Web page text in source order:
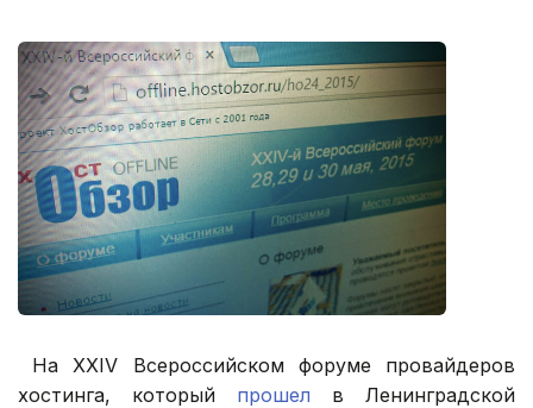
На XXIV Всероссийском форуме провайдеров
хостинга, который прошел в Ленинградской